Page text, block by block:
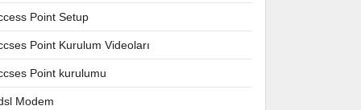
Point Setup
Point Kurulum Videoları
Point kurulumu
Modem